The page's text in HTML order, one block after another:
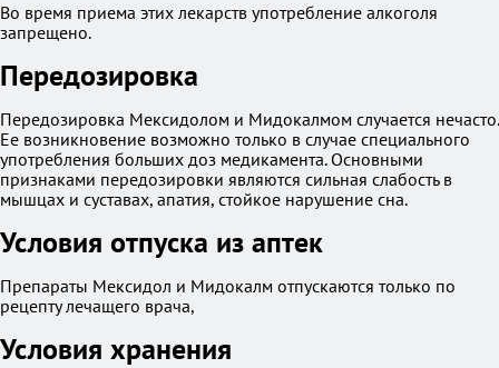
Во время приема этих лекарств употребление алкоголя
запрещено.
Передозировка
Передозировка Мексидолом и Мидокалмом случается нечасто.
Ее возникновение возможно только в случае специального
употребления больших доз медикамента. Основными
признаками передозировки являются сильная слабость в
мышцах и суставах, апатия, стойкое нарушение сна.
Условия отпуска из аптек
Препараты Мексидол и Мидокалм отпускаются только по
рецепту лечащего врача,
Условия хранения